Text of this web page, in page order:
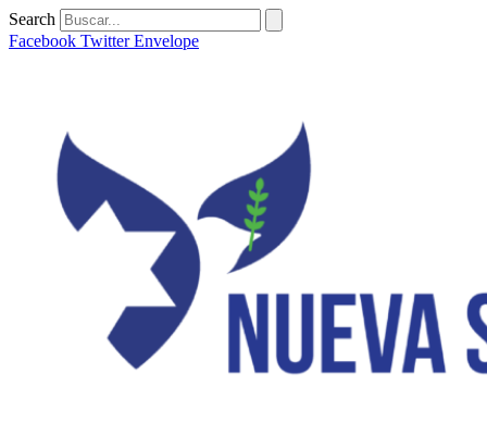
Ir
al
Search
Facebook Twitter Envelope